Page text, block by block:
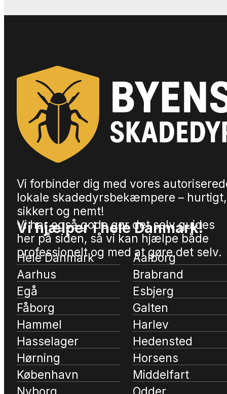
Vi forbinder dig med vores
lokale skadedyrsbekæmpere – hurtigt,
sikkert og nemt!
Vi har også gode gør det selv guides
her på siden, så vi kan hjælpe både
professionelt og med at gøre det selv.
Vi hjælper i hele Danmark!
Hele Danmark
Aalborg
Aarhus
Brabrand
Egå
Esbjerg
Fåborg
Galten
Hammel
Harlev
Hasselager
Hedensted
Hørning
Horsens
København
Middelfart